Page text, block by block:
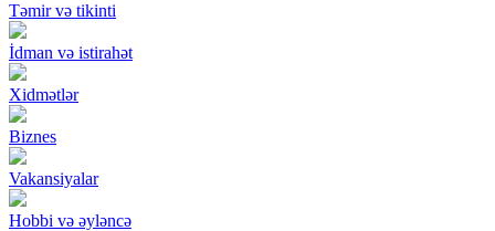
Təmir və tikinti
İdman və istirahət
Xidmətlər
Biznes
Vakansiyalar
Hobbi və əyləncə